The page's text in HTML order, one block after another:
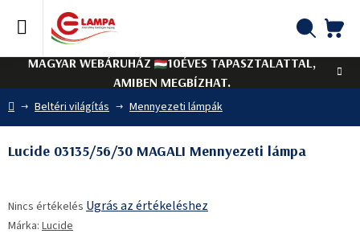
tartalomhoz
MAGYAR WEBÁRUHÁZ
10ÉVES TAPASZTALATTAL,
AMIBEN MEGBÍZHAT.
Kezdőlap
Beltéri világítás Mennyezeti lámpák
Lucide 03135/56/30 MAGALI Mennyezeti lámpa
termék
átlagos
Nincs értékelés Ugrás az értékeléshez
Márka: Lucide